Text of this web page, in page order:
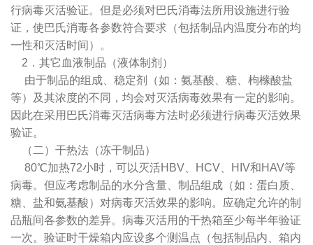
行病毒灭活验证。但是必须对巴氏消毒法所用设施进行验
证，使巴氏消毒各参数符合要求（包括制品内温度分布的均
一性和灭活时间）。
2．其它血液制品（液体制剂）
由于制品的组成、稳定剂（如：氨基酸、糖、枸橼酸盐
等）及其浓度的不同，均会对灭活病毒效果有一定的影响。
因此在采用巴氏消毒灭活病毒方法时必须进行病毒灭活效果
验证。
（二）干热法（冻干制品）
80℃加热72小时，可以灭活HBV、HCV、HIV和HAV等
病毒。但应考虑制品的水分含量、制品组成（如：蛋白质、
糖、盐和氨基酸）对病毒灭活效果的影响。应确定允许的制
品瓶间各参数的差异。病毒灭活用的干热箱至少每半年验证
一次。验证时干燥箱内应设多个测温点（包括制品内、箱内